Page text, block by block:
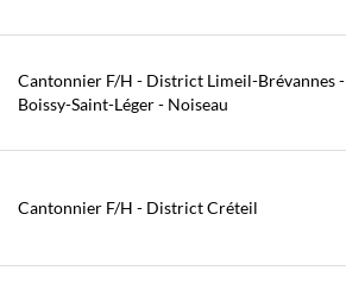
Cantonnier F/H - District Limeil-Brévannes -
Boissy-Saint-Léger - Noiseau
Cantonnier F/H - District Créteil